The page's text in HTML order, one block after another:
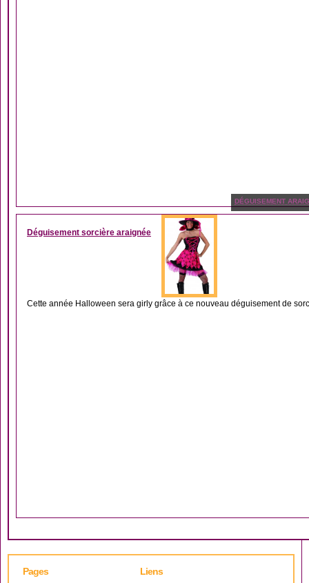
DÉGUISEMENT
Déguisement sorcière araignée
Cette année Halloween sera girly grâce à ce nouveau déguisement de
Pages Liens